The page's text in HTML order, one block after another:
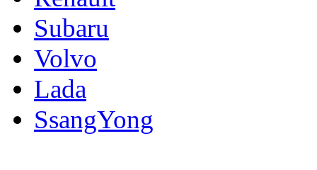
Subaru
Volvo
Lada
SsangYong